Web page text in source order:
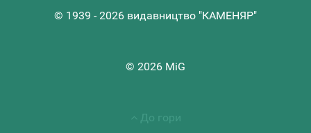
© 1939 - 2026 видавництво "КАМЕНЯР"
© 2026 MiG
До гори